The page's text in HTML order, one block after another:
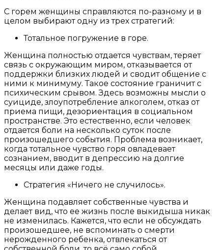
С горем женщины справляются по-разному и в
целом выбирают одну из трех стратегий:
Тотальное погружение в горе.
Женщина полностью отдается чувствам, теряет
связь с окружающим миром, отказывается от
поддержки близких людей и сводит общение с
ними к минимуму. Такое состояние граничит с
психическим срывом. Здесь возможны мысли о
суициде, злоупотребление алкоголем, отказ от
приема пищи, дезориентация в социальном
пространстве. Это естественно, если человек
отдается боли на несколько суток после
произошедшего события. Проблема возникает,
когда тотальное чувство горя овладевает
сознанием, вводит в депрессию на долгие
месяцы или даже годы.
Стратегия «Ничего не случилось».
Женщина подавляет собственные чувства и
делает вид, что ее жизнь после выкидыша никак
не изменилась. Кажется, что если не обсуждать
произошедшее, не вспоминать о смерти
нерожденного ребенка, отвлекаться от